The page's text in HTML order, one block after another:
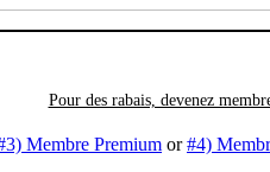
Pour des rabais, devenez
Membre Premium or#4)